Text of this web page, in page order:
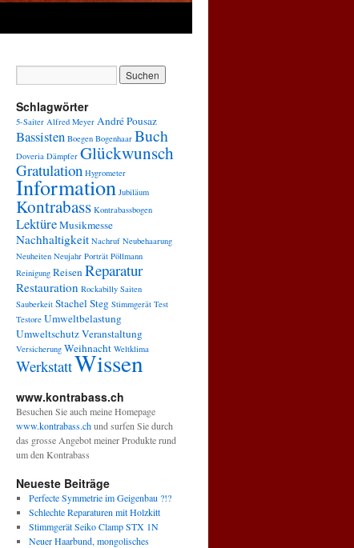
Schlagwörter
5-Saiter Alfred Meyer André Pousaz
Bassisten Boegen Bogenhaar Buch
Doveria Dämpfer Glückwunsch
Gratulation Hygrometer
Information Jubiläum
Kontrabass Kontrabassbogen
LektüreMusikmesse
Nachhaltigkeit Nachruf Neubehaarung
Neuheiten Neujahr Porträt Pöllmann
Reinigung ReisenReparatur
Restauration Rockabilly Saiten
Sauberkeit StachelSteg Stimmgerät Test
Testore Umweltbelastung
UmweltschutzVeranstaltung
Versicherung Weihnacht Weltklima
WerkstattWissen
www.kontrabass.ch
Besuchen Sie auch meine Homepage
www.kontrabass.chund surfen Sie durch
das grosse Angebot meiner Produkte rund
um den Kontrabass
Neueste Beiträge
Perfecte Symmetrie im Geigenbau ?!?
Schlechte Reparaturen mit Holzkitt
Stimmgerät Seiko Clamp STX 1N
Neuer Haarbund, mongolisches